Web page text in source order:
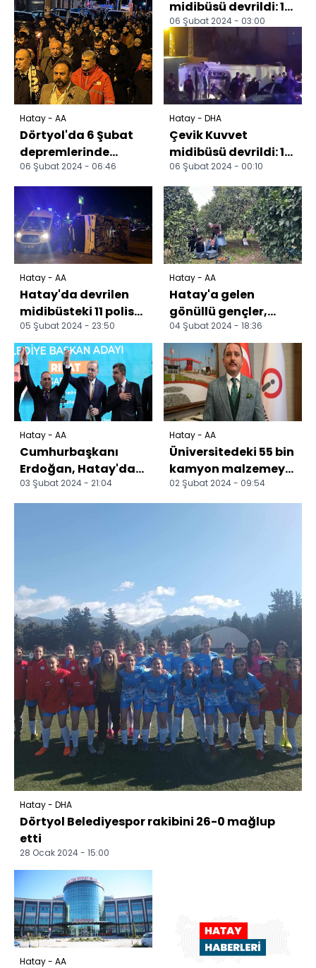
Hatay - AA
Dörtyol'da 6 Şubat
depremlerinde
hayatını
kaybedenler anıldı
06 Şubat 2024 - 06:46
midibüsü devrildi: 11
polis yaralı (2)
06 Şubat 2024 - 03:00
Hatay - DHA
Çevik Kuvvet
midibüsü devrildi: 11
polis yaralı
06 Şubat 2024 - 00:10
Hatay - AA
Hatay'da devrilen
midibüsteki 11 polis
yaralandı
05 Şubat 2024 - 23:50
Hatay - AA
Hatay'a gelen
gönüllü gençler,
çiftçilerle narenciye
topladı
04 Şubat 2024 - 18:36
Hatay - AA
Cumhurbaşkanı
Erdoğan, Hatay'da
AK Parti Aday
Tanıtım
03 Şubat 2024 - 21:04
Hatay - AA
Üniversitedeki 55 bin
kamyon malzemeyle
hazırlanan alanda
depremzede ailel...
02 Şubat 2024 - 09:54
Hatay - DHA
Dörtyol Belediyespor rakibini 26-0 mağlup
etti
28 Ocak 2024 - 15:00
Hatay - AA